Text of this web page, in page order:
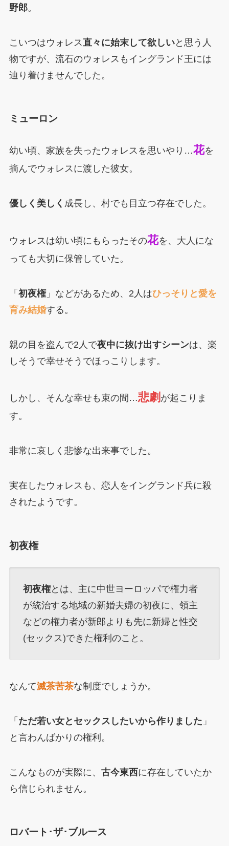
野郎。
こいつはウォレス直々に始末して欲しいと思う人
物ですが、流石のウォレスもイングランド王には
辿り着けませんでした。
ミューロン
幼い頃、家族を失ったウォレスを思いやり…花を
摘んでウォレスに渡した彼女。
優しく美しく 成長し、村でも目立つ存在でした。
ウォレスは幼い頃にもらったその花を、大人にな
っても大切に保管していた。
「 初夜権」などがあるため、2人はひっそりと愛を
育み結婚する。
親の目を盗んで2人で夜中に抜け出すシーンは、楽
しそうで幸せそうでほっこりします。
しかし、そんな幸せも束の間…悲劇 が起こりま
す。
非常に哀しく悲惨な出来事でした。
実在したウォレスも、恋人をイングランド兵に殺
されたようです。
初夜権
初夜権とは、主に中世ヨーロッパで権力者
が統治する地域の新婚夫婦の初夜に、領主
などの権力者が新郎よりも先に新婦と性交
(セックス)できた権利のこと。
なんて滅茶苦茶な制度でしょうか。
「 ただ若い女とセックスしたいから作りました 」
と言わんばかりの権利。
こんなものが実際に、 古今東西に存在していたか
ら信じられません。
ロバート･ザ･ブルース